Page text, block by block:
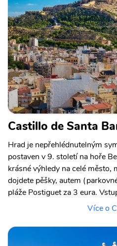
Castillo de Santa
Hrad je nepřehlédnutelným
postaven v 9. století na hoře
krásné výhledy na celé město,
dojdete pěšky, autem
pláže Postiguet za 3 eura.
Více o